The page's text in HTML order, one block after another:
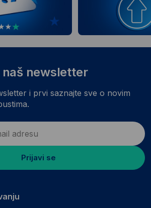
naš newsletter
i prvi saznajte sve o novim
Prijavi se